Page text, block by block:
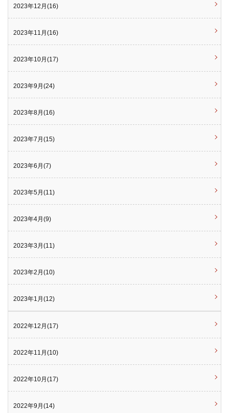
2023年12月(16)
2023年11月(16)
2023年10月(17)
2023年9月(24)
2023年8月(16)
2023年7月(15)
2023年6月(7)
2023年5月(11)
2023年4月(9)
2023年3月(11)
2023年2月(10)
2023年1月(12)
2022年12月(17)
2022年11月(10)
2022年10月(17)
2022年9月(14)